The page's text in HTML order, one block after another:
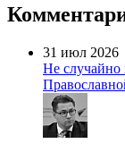
31 июл 2026
Не случайно